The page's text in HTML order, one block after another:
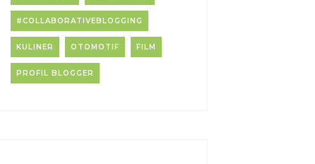
#COLLABORATIVEBLOGGING
KULINER OTOMOTIF FILM
PROFIL BLOGGER